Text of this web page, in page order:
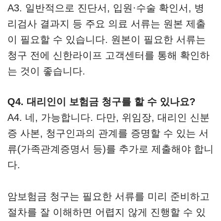
A3. 일반적으로 진단서, 입원·수술 확인서, 병
리검사 결과지 등 주요 의료 서류는 원본 제출
이 필요할 수 있습니다. 원본이 필요한 서류는
청구 전에 신한라이프 고객센터를 통해 확인하
는 것이 좋습니다.
Q4. 대리인이 보험금 청구를 할 수 있나요?
A4. 네, 가능합니다. 다만, 위임장, 대리인 신분
증 사본, 청구인과의 관계를 증명할 수 있는 서
류(가족관계증명서 등)를 추가로 제출해야 합니
다.
암보험금 청구는 필요한 서류를 미리 준비하고
절차를 잘 이해하면 어렵지 않게 진행할 수 있